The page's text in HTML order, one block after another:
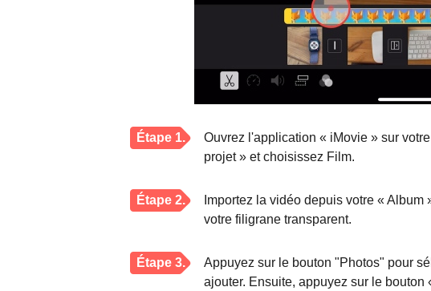
Étape 1.
Ouvrez l'application « iMovie » sur
projet » et choisissez Film.
Étape 2.
Importez la vidéo depuis votre «
votre filigrane transparent.
Étape 3.
Appuyez sur le bouton "Photos" pour
ajouter. Ensuite, appuyez sur le